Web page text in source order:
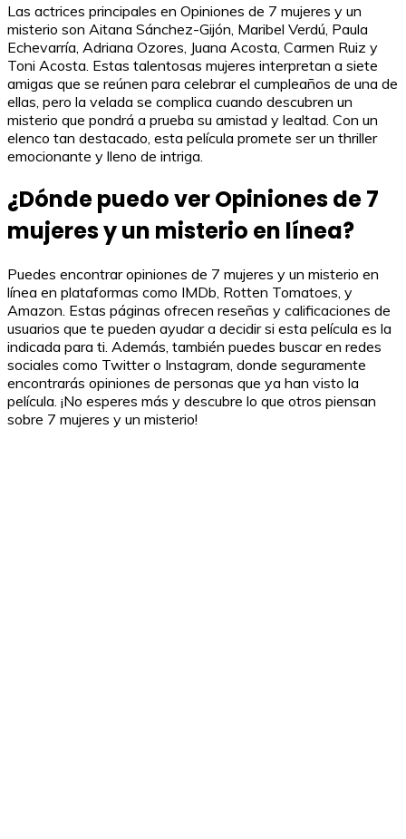
Las actrices principales en Opiniones de 7 mujeres y un
misterio son Aitana Sánchez-Gijón, Maribel Verdú, Paula
Echevarría, Adriana Ozores, Juana Acosta, Carmen Ruiz y
Toni Acosta. Estas talentosas mujeres interpretan a siete
amigas que se reúnen para celebrar el cumpleaños de una de
ellas, pero la velada se complica cuando descubren un
misterio que pondrá a prueba su amistad y lealtad. Con un
elenco tan destacado, esta película promete ser un thriller
emocionante y lleno de intriga.
¿Dónde puedo ver Opiniones de 7
mujeres y un misterio en línea?
Puedes encontrar opiniones de 7 mujeres y un misterio en
línea en plataformas como IMDb, Rotten Tomatoes, y
Amazon. Estas páginas ofrecen reseñas y calificaciones de
usuarios que te pueden ayudar a decidir si esta película es la
indicada para ti. Además, también puedes buscar en redes
sociales como Twitter o Instagram, donde seguramente
encontrarás opiniones de personas que ya han visto la
película. ¡No esperes más y descubre lo que otros piensan
sobre 7 mujeres y un misterio!